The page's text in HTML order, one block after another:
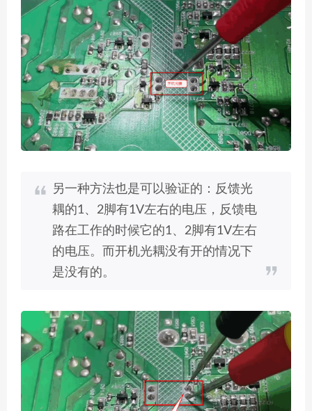
另一种方法也是可以验证的：反馈光
耦的1、2脚有1V左右的电压，反馈电
路在工作的时候它的1、2脚有1V左右
的电压。而开机光耦没有开的情况下
是没有的。